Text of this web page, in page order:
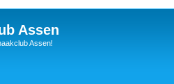
Assen
Assen!